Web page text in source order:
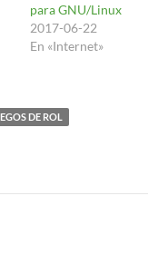
para GNU/Linux
2017-06-22
En «Internet»
DE ROL